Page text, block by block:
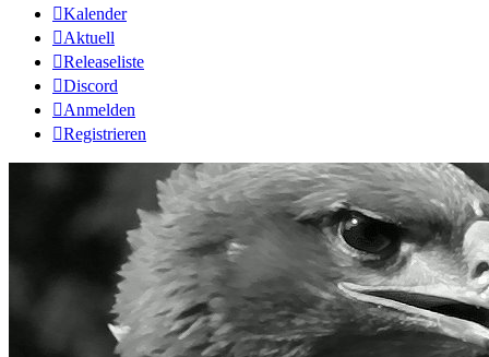
Kalender
Aktuell
Releaseliste
Discord
Anmelden
Registrieren